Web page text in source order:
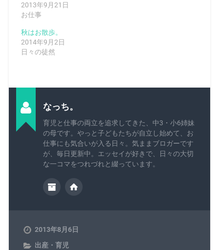
2013年9月21日
お仕事
秋はお散歩。
2014年9月2日
日々の徒然
なっち。
育児と仕事の両立を追求してきた、中3・小6姉妹
の母です。やっと子どもたちが自立し始めて、お
仕事にも気合いが入る日々。気ままブロガーです
が、毎日更新中。エッセイが好きで、日々の大切
な一コマをつれづれと綴っています。
2013年8月6日
出産・育児